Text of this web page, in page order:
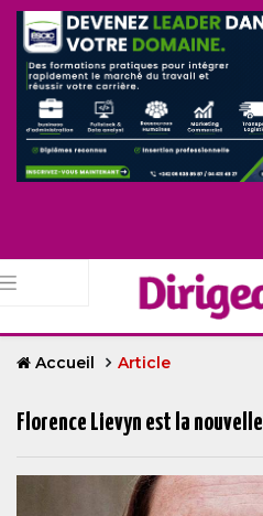
Accueil Article
Florence Lievyn est la